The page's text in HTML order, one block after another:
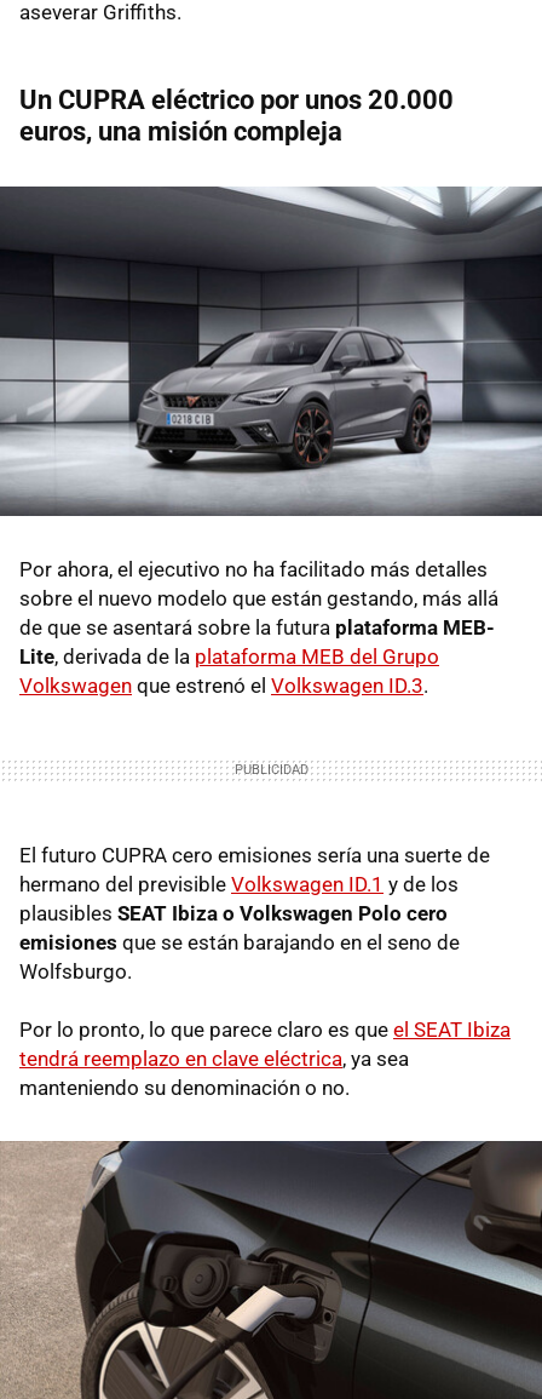
aseverar Griffiths.
Un CUPRA eléctrico por unos 20.000
euros, una misión compleja
Por ahora, el ejecutivo no ha facilitado más detalles
sobre el nuevo modelo que están gestando, más allá
de que se asentará sobre la futura plataforma MEB-
Lite, derivada de la plataforma MEB del Grupo
Volkswagen que estrenó el Volkswagen ID.3.
El futuro CUPRA cero emisiones sería una suerte de
hermano del previsible Volkswagen ID.1 y de los
plausibles SEAT Ibiza o Volkswagen Polo cero
emisiones que se están barajando en el seno de
Wolfsburgo.
Por lo pronto, lo que parece claro es que el SEAT Ibiza
tendrá reemplazo en clave eléctrica, ya sea
manteniendo su denominación o no.